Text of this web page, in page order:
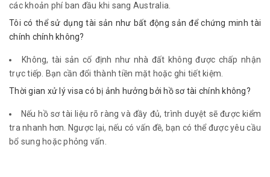
các khoản phí ban đầu khi sang Australia.
Tôi có thể sử dụng tài sản như bất động sản để chứng minh tài
chính chính không?
Không, tài sản cố định như nhà đất không được chấp nhận
trực tiếp. Bạn cần đổi thành tiền mặt hoặc ghi tiết kiệm.
Thời gian xử lý visa có bị ảnh hưởng bởi hồ sơ tài chính không?
Nếu hồ sơ tài liệu rõ ràng và đầy đủ, trình duyệt sẽ được kiểm
tra nhanh hơn. Ngược lại, nếu có vấn đề, bạn có thể được yêu cầu
bổ sung hoặc phỏng vấn.